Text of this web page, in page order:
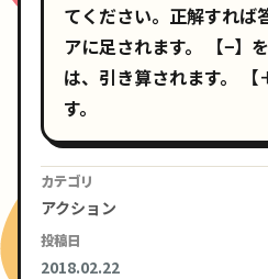
てください。正解すれば
アに足されます。 【−】
は、引き算されます。
す。
カテゴリ
アクション
投稿日
2018.02.22